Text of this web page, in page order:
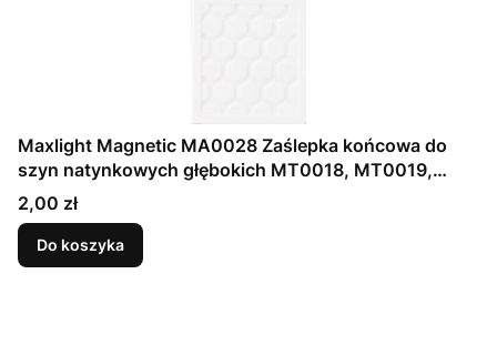
Maxlight Magnetic MA0028 Zaślepka końcowa do
szyn natynkowych głębokich MT0018, MT0019,
kolor biały
Cena
2,00 zł
Do koszyka